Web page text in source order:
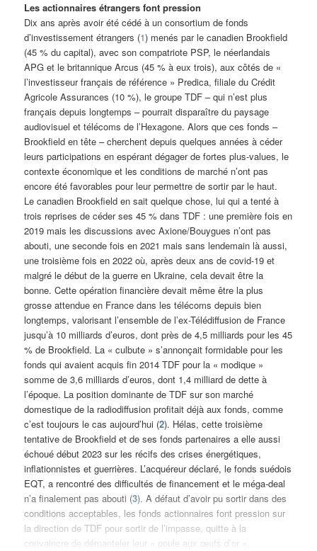
Les actionnaires étrangers font pression
Dix ans après avoir été cédé à un consortium de fonds
d’investissement étrangers (1) menés par le canadien Brookfield
(45 % du capital), avec son compatriote PSP, le néerlandais
APG et le britannique Arcus (45 % à eux trois), aux côtés de «
l’investisseur français de référence » Predica, filiale du Crédit
Agricole Assurances (10 %), le groupe TDF – qui n’est plus
français depuis longtemps – pourrait disparaître du paysage
audiovisuel et télécoms de l’Hexagone. Alors que ces fonds –
Brookfield en tête – cherchent depuis quelques années à céder
leurs participations en espérant dégager de fortes plus-values, le
contexte économique et les conditions de marché n’ont pas
encore été favorables pour leur permettre de sortir par le haut.
Le canadien Brookfield en sait quelque chose, lui qui a tenté à
trois reprises de céder ses 45 % dans TDF : une première fois en
2019 mais les discussions avec Axione/Bouygues n’ont pas
abouti, une seconde fois en 2021 mais sans lendemain là aussi,
une troisième fois en 2022 où, après deux ans de covid-19 et
malgré le début de la guerre en Ukraine, cela devait être la
bonne. Cette opération financière devait même être la plus
grosse attendue en France dans les télécoms depuis bien
longtemps, valorisant l’ensemble de l’ex-Télédiffusion de France
jusqu’à 10 milliards d’euros, dont près de 4,5 milliards pour les 45
% de Brookfield. La « culbute » s’annonçait formidable pour les
fonds qui avaient acquis fin 2014 TDF pour la « modique »
somme de 3,6 milliards d’euros, dont 1,4 milliard de dette à
l’époque. La position dominante de TDF sur son marché
domestique de la radiodiffusion profitait déjà aux fonds, comme
c’est toujours le cas aujourd’hui (2). Hélas, cette troisième
tentative de Brookfield et de ses fonds partenaires a elle aussi
échoué début 2023 sur les récifs des crises énergétiques,
inflationnistes et guerrières. L’acquéreur déclaré, le fonds suédois
EQT, a rencontré des difficultés de financement et le méga-deal
n’a finalement pas abouti (3). A défaut d’avoir pu sortir dans des
conditions acceptables, les fonds actionnaires font pression sur
la direction de TDF pour sortir de l’impasse, quitte à la
convaincre de démanteler leur « poule aux œufs d’or ».